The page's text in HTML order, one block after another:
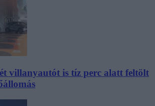
villanyautót is tíz perc alatt feltölt